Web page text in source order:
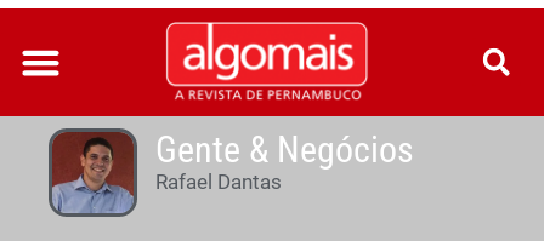
Ir
para
conteúdo
Gente & Negócios
Rafael Dantas